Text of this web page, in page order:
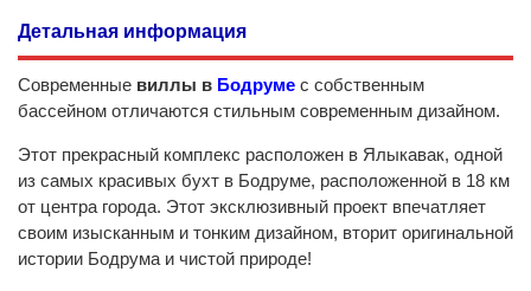
Детальная информация
Современные виллы в Бодруме с собственным
бассейном отличаются стильным современным дизайном.
Этот прекрасный комплекс расположен в Ялыкавак, одной
из самых красивых бухт в Бодруме, расположенной в 18 км
от центра города. Этот эксклюзивный проект впечатляет
своим изысканным и тонким дизайном, вторит оригинальной
истории Бодрума и чистой природе!